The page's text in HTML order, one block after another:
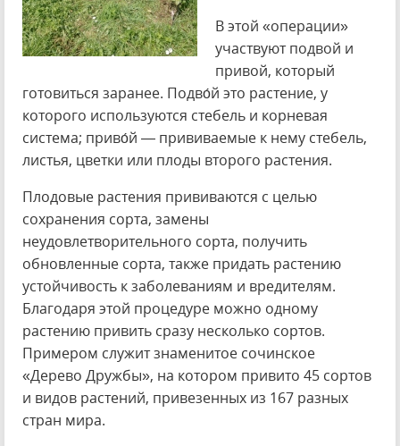
В этой «операции»
участвуют подвой и
привой, который
готовиться заранее. Подво́й это растение, у
которого используются стебель и корневая
система; приво́й — прививаемые к нему стебель,
листья, цветки или плоды второго растения.
Плодовые растения прививаются с целью
сохранения сорта, замены
неудовлетворительного сорта, получить
обновленные сорта, также придать растению
устойчивость к заболеваниям и вредителям.
Благодаря этой процедуре можно одному
растению привить сразу несколько сортов.
Примером служит знаменитое сочинское
«Дерево Дружбы», на котором привито 45 сортов
и видов растений, привезенных из 167 разных
стран мира.